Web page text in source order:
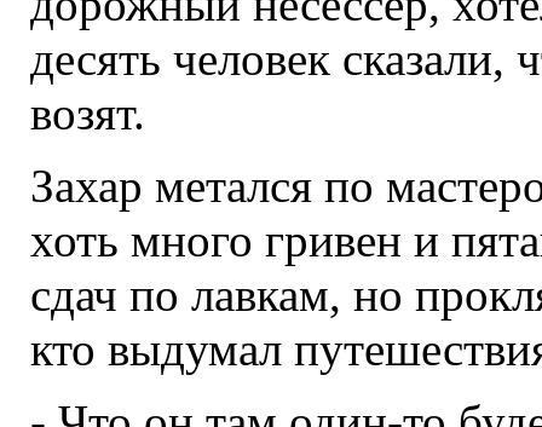
десять человек сказали,
возят.
Захар метался по
хоть много гривен и
сдач по лавкам, но
кто выдумал